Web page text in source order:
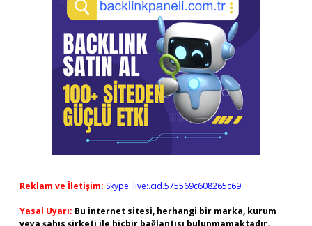
Reklam ve İletişim: Skype: live:.cid.575569c608265c69
Yasal Uyarı: Bu internet sitesi, herhangi bir marka, kurum
veya şahıs şirketi ile hiçbir bağlantısı bulunmamaktadır.